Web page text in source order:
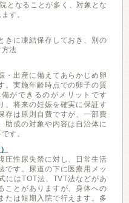
となることが多く、対象とな
す。
きに凍結保存しておき、別の
法
・出産に備えてあらかじめ卵
。実施年齢時点での卵子の質
ができるのがメリットです
、将来の妊娠を確実に保証す
存は原則自費ですが、一部費
助成の対象や内容は自治体に
す。
圧性尿失禁に対し、日常生活
です。尿道の下に医療用メッ
にはTOT法、TVT法などがあ
ことがありますが、身体への
たは短期入院で行えます。多